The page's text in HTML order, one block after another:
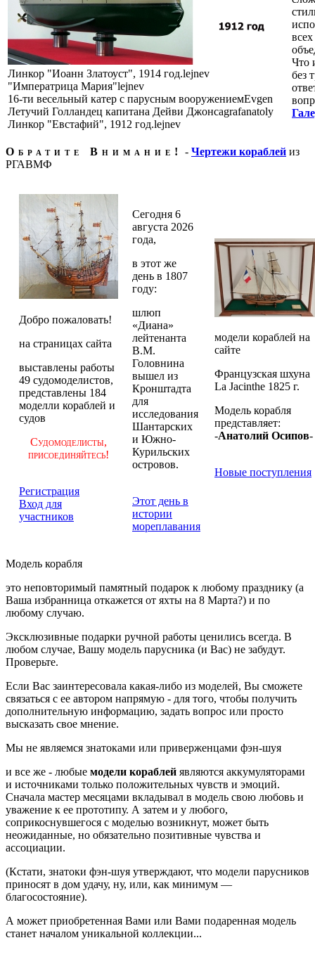
Линкор "Иоанн Златоуст", 1914 год.lejnev
"Императрица Мария"lejnev
16-ти весельный катер с парусным вооружениемEvgen
Летучий Голландец капитана Дейви Джонсаgrafanatoly
Линкор "Евстафий", 1912 год.lejnev
Что
без
Обратите Внимание! - Чертежи кораблей из
РГАВМФ
Добро пожаловать!
на страницах сайта
выставлены работы
49 судомоделистов,
представлены 184
моделли кораблей и
судов
Судомоделисты,
присоединяйтесь!
Регистрация
Вход для
участников
Сегодня 6
августа 2026
года,
в этот же
день в 1807
году:
шлюп
«Диана»
лейтенанта
В.М.
Головнина
вышел из
Кронштадта
для
исследования
Шантарских
и Южно-
Курильских
островов.
Этот день в
истории
мореплавания
модели кораблей на
сайте
Французская шхуна
La Jacinthe 1825 г.
Модель корабля
представляет:
-Анатолий Осипов-
Новые поступления
Модель корабля
это неповторимый памятный подарок к любому празднику (а
Ваша избранница откажется от яхты на 8 Марта?) и по
любому случаю.
Эксклюзивные подарки ручной работы ценились всегда. В
любом случае, Вашу модель парусника (и Вас) не забудут.
Проверьте.
Если Вас заинтересовала какая-либо из моделей, Вы сможете
связаться с ее автором напрямую - для того, чтобы получить
дополнительную информацию, задать вопрос или просто
высказать свое мнение.
Мы не являемся знатоками или приверженцами фэн-шуя
и все же - любые модели кораблей являются аккумуляторами
и источниками только положительных чувств и эмоций.
Сначала мастер месяцами вкладывал в модель свою любовь и
уважение к ее прототипу. А затем и у любого,
соприкоснувшегося с моделью возникнут, может быть
неожиданные, но обязательно позитивные чувства и
ассоциации.
(Кстати, знатоки фэн-шуя утверждают, что модели парусников
приносят в дом удачу, ну, или, как минимум —
благосостояние).
А может приобретенная Вами или Вами подаренная модель
станет началом уникальной коллекции...